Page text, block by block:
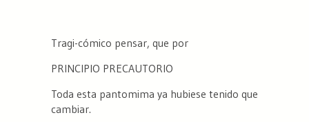
Tragi-cómico pensar, que por
PRINCIPIO PRECAUTORIO
Toda esta pantomima ya hubiese tenido que
cambiar.